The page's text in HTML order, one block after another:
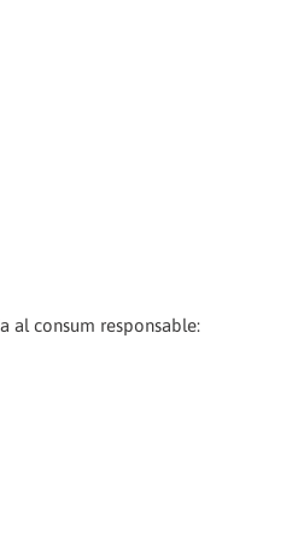
al consum responsable: